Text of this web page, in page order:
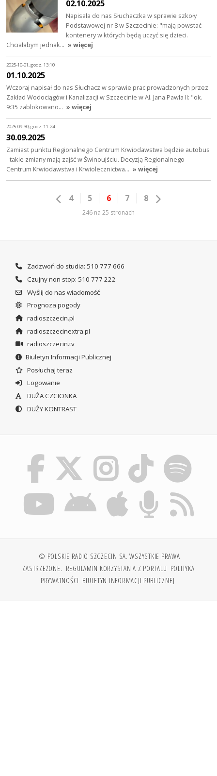
02.10.2025
Napisała do nas Słuchaczka w sprawie szkoły
Podstawowej nr 8 w Szczecinie: "mają powstać
kontenery w których będą uczyć się dzieci.
Chciałabym jednak… » więcej
2025-10-01, godz. 13:10
01.10.2025
Wczoraj napisał do nas Słuchacz w sprawie prac prowadzonych przez
Zakład Wodociągów i Kanalizacji w Szczecinie w Al. Jana Pawła II: "ok.
9:35 zablokowano… » więcej
2025-09-30, godz. 11:24
30.09.2025
Zamiast punktu Regionalnego Centrum Krwiodawstwa będzie autobus
- takie zmiany mają zajść w Świnoujściu. Decyzją Regionalnego
Centrum Krwiodawstwa i Krwiolecznictwa… » więcej
4 5 6 7 8
246 na 25 stronach
Zadzwoń do studia: 510 777 666
Czujny non stop: 510 777 222
Wyślij do nas wiadomość
Prognoza pogody
radioszczecin.pl
radioszczecinextra.pl
radioszczecin.tv
Biuletyn Informacji Publicznej
Posłuchaj teraz
Logowanie
DUŻA CZCIONKA
DUŻY KONTRAST
© POLSKIE RADIO SZCZECIN SA. WSZYSTKIE PRAWA
ZASTRZEŻONE. REGULAMIN KORZYSTANIA Z PORTALU POLITYKA
PRYWATNOŚCI BIULETYN INFORMACJI PUBLICZNEJ